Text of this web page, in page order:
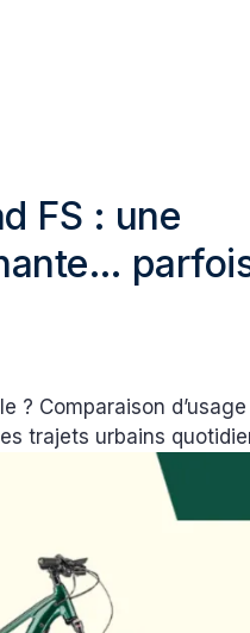
FS : une
? Comparaison
trajets urbains